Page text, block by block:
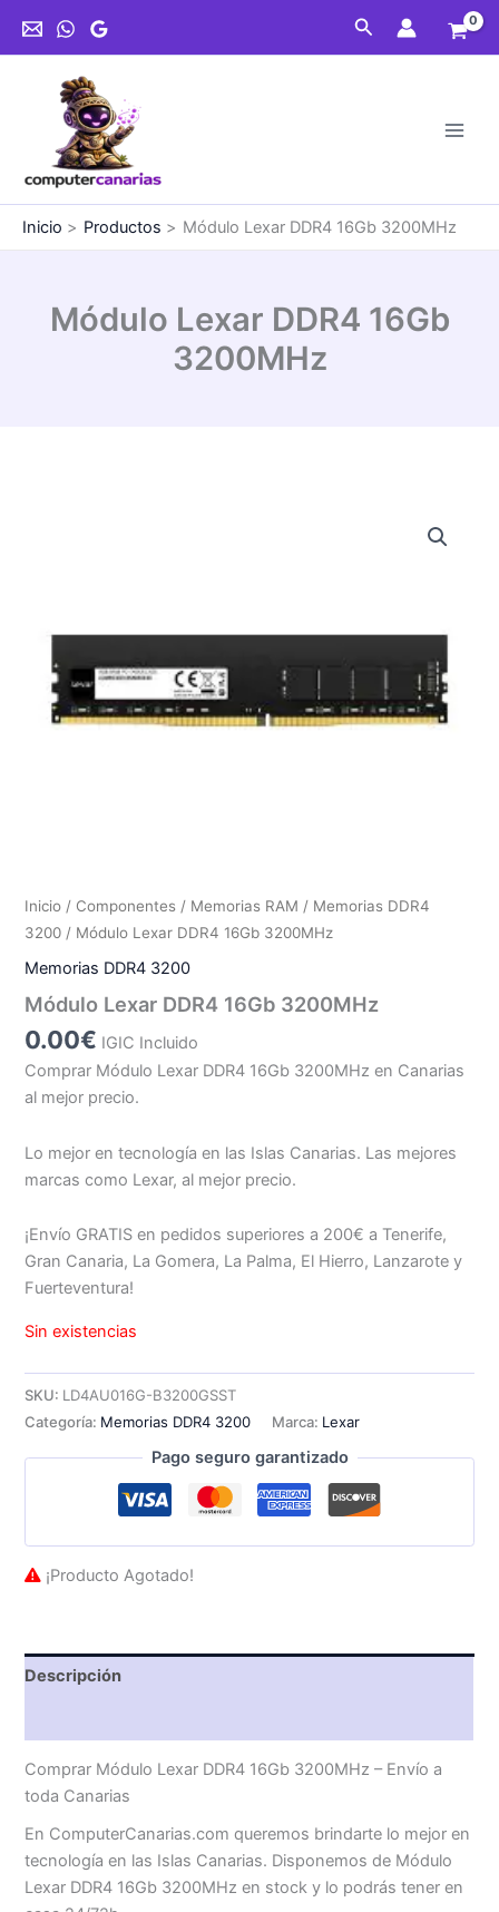
Buscar
Inicio Productos Módulo Lexar DDR4 16Gb 3200MHz
Módulo Lexar DDR4 16Gb
3200MHz
Inicio / Componentes / Memorias RAM / Memorias DDR4
3200 / Módulo Lexar DDR4 16Gb 3200MHz
Memorias DDR4 3200
Módulo Lexar DDR4 16Gb 3200MHz
0.00€ IGIC Incluido
Comprar Módulo Lexar DDR4 16Gb 3200MHz en Canarias
al mejor precio.
Lo mejor en tecnología en las Islas Canarias. Las mejores
marcas como Lexar, al mejor precio.
¡Envío GRATIS en pedidos superiores a 200€ a Tenerife,
Gran Canaria, La Gomera, La Palma, El Hierro, Lanzarote y
Fuerteventura!
Sin existencias
SKU: LD4AU016G-B3200GSST
Categoría: Memorias DDR4 3200 Marca: Lexar
Pago seguro garantizado
¡Producto Agotado!
Descripción
Comprar Módulo Lexar DDR4 16Gb 3200MHz – Envío a
toda Canarias
En ComputerCanarias.com queremos brindarte lo mejor en
tecnología en las Islas Canarias. Disponemos de Módulo
Lexar DDR4 16Gb 3200MHz en stock y lo podrás tener en